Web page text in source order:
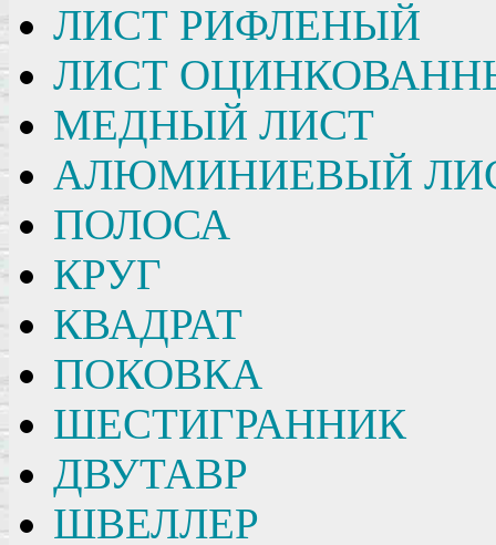
ЛИСТ РИФЛЕНЫЙ
ЛИСТ
МЕДНЫЙ ЛИСТ
АЛЮМИНИЕВЫЙ
ПОЛОСА
КРУГ
КВАДРАТ
ПОКОВКА
ШЕСТИГРАННИК
ДВУТАВР
ШВЕЛЛЕР